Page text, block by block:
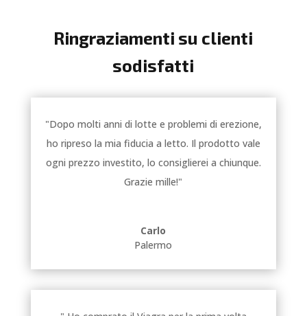
Ringraziamenti su clienti
sodisfatti
"Dopo molti anni di lotte e problemi di erezione,
ho ripreso la mia fiducia a letto. Il prodotto vale
ogni prezzo investito, lo consiglierei a chiunque.
Grazie mille!"
Carlo
Palermo